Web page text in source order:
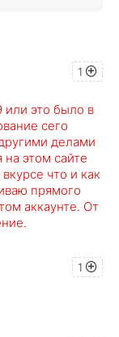
1
или это было в
сего
делами
этом сайте
что и как
прямого
аккаунте. От
1